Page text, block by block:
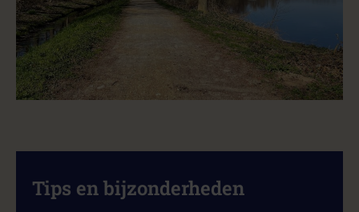
Tips en bijzonderheden